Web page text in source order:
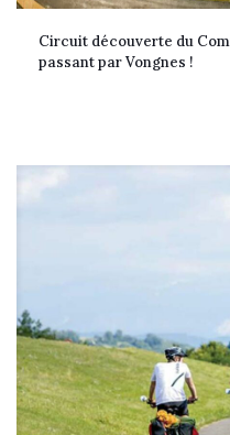
Circuit découverte du
passant par Vongnes !